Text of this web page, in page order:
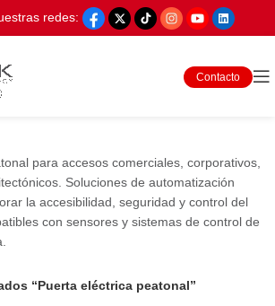
redes:
Contacto
para accesos comerciales, corporativos,
Soluciones de automatización
la accesibilidad, seguridad y control del
con sensores y sistemas de control de
“Puerta eléctrica peatonal”